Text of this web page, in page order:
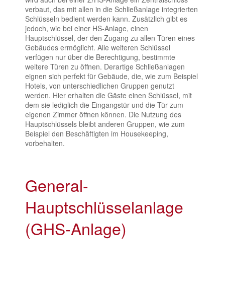
verbaut, das mit allen in die Schließanlage integrierten
Schlüsseln bedient werden kann. Zusätzlich gibt es
jedoch, wie bei einer HS-Anlage, einen
Hauptschlüssel, der den Zugang zu allen Türen eines
Gebäudes ermöglicht. Alle weiteren Schlüssel
verfügen nur über die Berechtigung, bestimmte
weitere Türen zu öffnen. Derartige Schließanlagen
eignen sich perfekt für Gebäude, die, wie zum Beispiel
Hotels, von unterschiedlichen Gruppen genutzt
werden. Hier erhalten die Gäste einen Schlüssel, mit
dem sie lediglich die Eingangstür und die Tür zum
eigenen Zimmer öffnen können. Die Nutzung des
Hauptschlüssels bleibt anderen Gruppen, wie zum
Beispiel den Beschäftigten im Housekeeping,
vorbehalten.
General-
Hauptschlüsselanlage
(GHS-Anlage)